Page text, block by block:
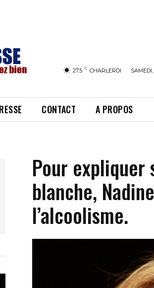
27.5 C CHARLEROI
CONTACT A PROPOS
Pour expliquer
blanche,
l’alcoolisme.